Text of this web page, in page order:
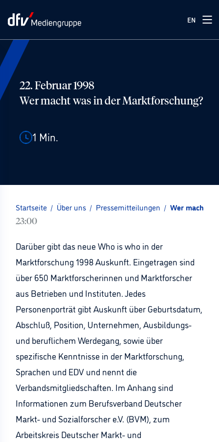
EN
22. Februar 1998
Wer macht was in der Marktforschung?
1 Min.
Startseite / Über uns / Pressemitteilungen / Wer macht
23:00
Darüber gibt das neue Who is who in der
Marktforschung 1998 Auskunft. Eingetragen sind
über 650 Marktforscherinnen und Marktforscher
aus Betrieben und Instituten. Jedes
Personenporträt gibt Auskunft über Geburtsdatum,
Abschluß, Position, Unternehmen, Ausbildungs-
und beruflichem Werdegang, sowie über
spezifische Kenntnisse in der Marktforschung,
Sprachen und EDV und nennt die
Verbandsmitgliedschaften. Im Anhang sind
Informationen zum Berufsverband Deutscher
Markt- und Sozialforscher e.V. (BVM), zum
Arbeitskreis Deutscher Markt- und